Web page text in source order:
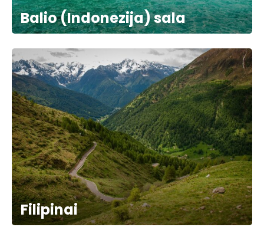
Balio (Indonezija) sala
Filipinai